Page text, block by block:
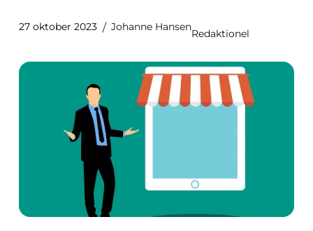
27 oktober 2023 Johanne Hansen
Redaktionel